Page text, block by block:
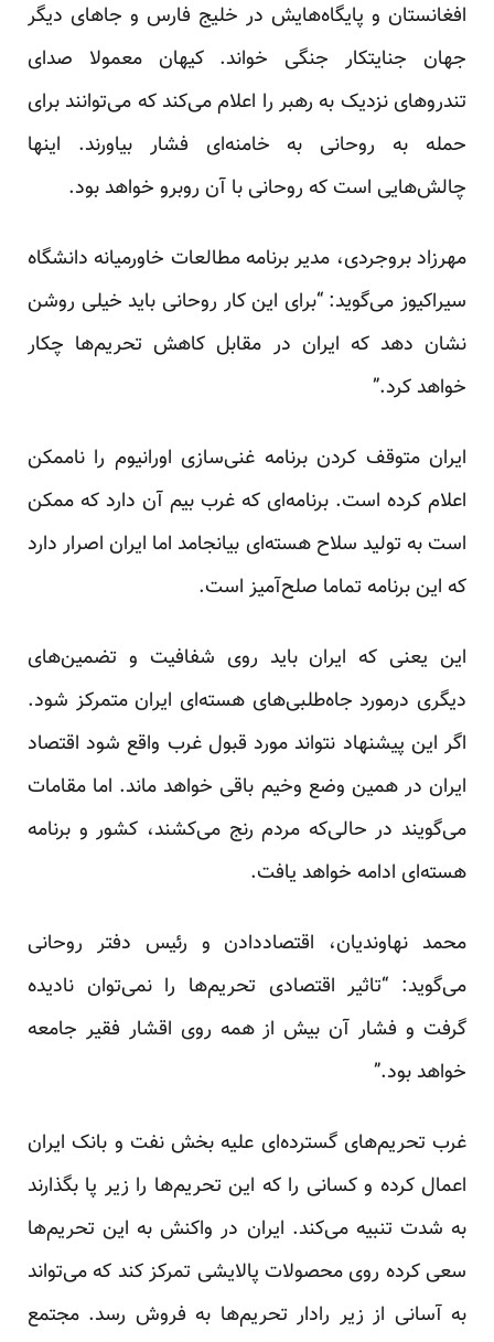
افغانستان و پایگاه‌هایش در خلیج فارس و جاهای دیگر
جهان جنایتکار جنگی خواند. کیهان معمولا صدای
تندروهای نزدیک به رهبر را اعلام می‌کند که می‌توانند برای
حمله به روحانی به خامنه‌ای فشار بیاورند. اینها
چالش‌هایی است که روحانی با آن روبرو خواهد بود.
مهرزاد بروجردی، مدیر برنامه مطالعات خاورمیانه دانشگاه
سیراکیوز می‌گوید: “برای این کار روحانی باید خیلی روشن
نشان دهد که ایران در مقابل کاهش تحریم‌ها چکار
خواهد کرد.”
ایران متوقف کردن برنامه غنی‌سازی اورانیوم را ناممکن
اعلام کرده است. برنامه‌ای که غرب بیم آن دارد که ممکن
است به تولید سلاح هسته‌ای بیانجامد اما ایران اصرار دارد
که این برنامه تماما صلح‌آمیز است.
این یعنی که ایران باید روی شفافیت و تضمین‌های
دیگری درمورد جاه‌طلبی‌های هسته‌ای ایران متمرکز شود.
اگر این پیشنهاد نتواند مورد قبول غرب واقع شود اقتصاد
ایران در همین وضع وخیم باقی خواهد ماند. اما مقامات
می‌گویند در حالی‌که مردم رنج می‌کشند، کشور و برنامه
هسته‌ای ادامه خواهد یافت.
محمد نهاوندیان، اقتصاددادن و رئیس دفتر روحانی
می‌گوید: “تاثیر اقتصادی تحریم‌ها را نمی‌توان نادیده
گرفت و فشار آن بیش از همه روی اقشار فقیر جامعه
خواهد بود.”
غرب تحریم‌های گسترده‌ای علیه بخش نفت و بانک ایران
اعمال کرده و کسانی را که این تحریم‌ها را زیر پا بگذارند
به شدت تنبیه می‌کند. ایران در واکنش به این تحریم‌ها
سعی کرده روی محصولات پالایشی تمرکز کند که می‌تواند
به آسانی از زیر رادار تحریم‌ها به فروش رسد. مجتمع